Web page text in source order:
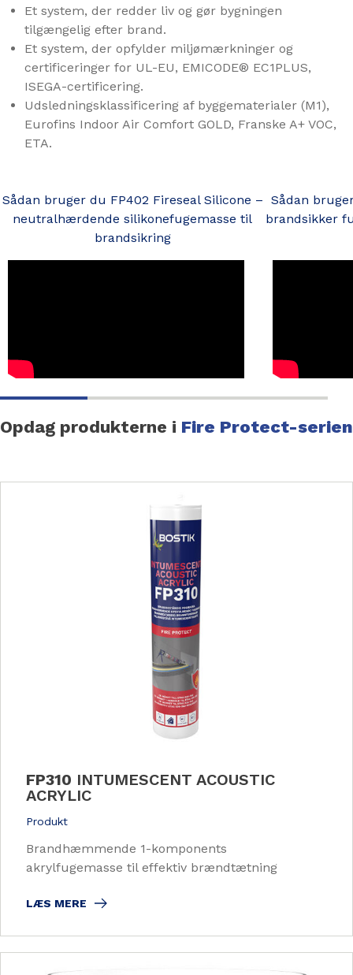
Et system, der redder liv og gør bygningen
tilgængelig efter brand.
Et system, der opfylder miljømærkninger og
certificeringer for UL-EU, EMICODE® EC1PLUS,
ISEGA-certificering.
Udsledningsklassificering af byggematerialer (M1),
Eurofins Indoor Air Comfort GOLD, Franske A+ VOC,
ETA.
Sådan bruger du FP402 Fireseal Silicone –
neutralhærdende silikonefugemasse til
brandsikring
Sådan
brandsikker
Opdag produkterne i Fire Protect-serien
FP310 INTUMESCENT ACOUSTIC
ACRYLIC
Produkt
Brandhæmmende 1-komponents
akrylfugemasse til effektiv brændtætning
LÆS MERE